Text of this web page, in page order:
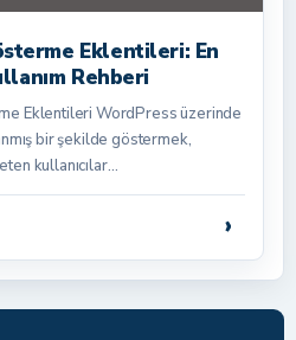
Eklentileri: En
Rehberi
Eklentileri WordPress üzerinde
bir şekilde göstermek,
kullanıcılar…
›